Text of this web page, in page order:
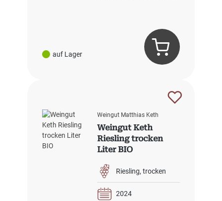
auf Lager
Weingut Matthias Keth
Weingut Keth
Riesling trocken
Liter BIO
Riesling trocken
2024